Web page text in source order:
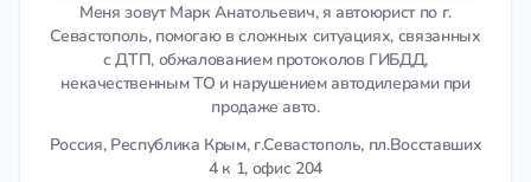
Меня зовут Марк Анатольевич, я автоюрист по г.
Севастополь, помогаю в сложных ситуациях, связанных
с ДТП, обжалованием протоколов ГИБДД,
некачественным ТО и нарушением автодилерами при
продаже авто.
Россия, Республика Крым, г.Севастополь, пл.Восставших
4 к 1, офис 204